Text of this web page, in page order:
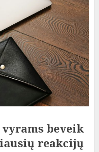
vyrams beveik
reakcijų